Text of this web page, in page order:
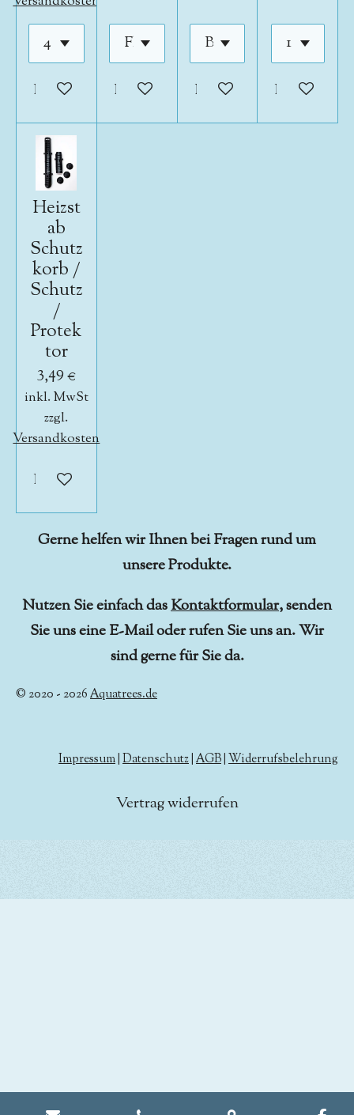
In den WarenkorbIn den WarenkorbIn den Warenkorb
In den
Heizst
ab
Schutz
korb /
Schutz
/
Protek
tor
3,49 €
inkl. MwSt
zzgl.
Versandkosten
In den Warenkorb
Gerne helfen wir Ihnen bei Fragen rund um
unsere Produkte.
Nutzen Sie einfach dasKontaktformular, senden
Sie uns eine E-Mail oder rufen Sie uns an. Wir
sind gerne für Sie da.
© 2020 - 2026Aquatrees.de
Impressum Datenschutz AGB Widerrufsbelehrung
Vertrag widerrufen